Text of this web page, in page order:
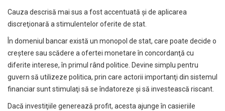
Cauza descrisă mai sus a fost accentuată şi de aplicarea
discreţionară a stimulentelor oferite de stat.
În domeniul bancar există un monopol de stat, care poate decide o
creştere sau scădere a ofertei monetare în concordanţă cu
diferite interese, în primul rând politice. Devine simplu pentru
guvern să utilizeze politica, prin care actorii importanţi din sistemul
financiar sunt stimulaţi să se îndatoreze şi să investească riscant.
Dacă investiţiile generează profit, acesta ajunge în casieriile